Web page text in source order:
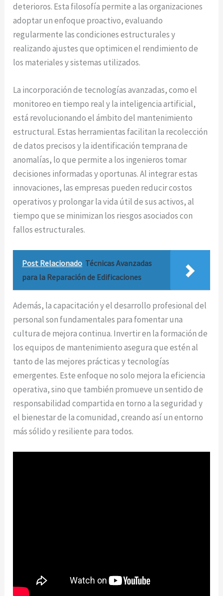
deterioros. Esta filosofía permite a las organizaciones
adoptar un enfoque proactivo, evaluando
regularmente las condiciones estructurales y
realizando ajustes que optimicen el rendimiento de
los materiales y sistemas utilizados.
La incorporación de tecnologías avanzadas, como el
monitoreo en tiempo real y la inteligencia artificial,
está revolucionando el ámbito del mantenimiento
estructural. Estas herramientas facilitan la recolección
de datos precisos y la identificación temprana de
anomalías, lo que permite a los ingenieros tomar
decisiones informadas y oportunas. Al integrar estas
innovaciones, las empresas pueden reducir costos
operativos y prolongar la vida útil de sus activos, al
tiempo que se minimizan los riesgos asociados con
fallos estructurales.
Post Relacionado Técnicas Avanzadas
para la Reparación de Edificaciones
Además, la capacitación y el desarrollo profesional del
personal son fundamentales para fomentar una
cultura de mejora continua. Invertir en la formación de
los equipos de mantenimiento asegura que estén al
tanto de las mejores prácticas y tecnologías
emergentes. Este enfoque no solo mejora la eficiencia
operativa, sino que también promueve un sentido de
responsabilidad compartida en torno a la seguridad y
el bienestar de la comunidad, creando así un entorno
más sólido y resiliente para todos.